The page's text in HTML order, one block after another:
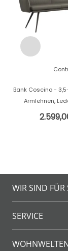
Bank Coscino -
Armlehnen,
WIR SIND FÜR
SERVICE